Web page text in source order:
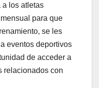
a los atletas
para que
se les
eventos deportivos
de acceder a
relacionados con